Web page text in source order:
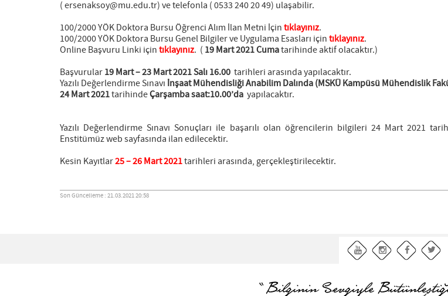
( ersenaksoy@mu.edu.tr) ve telefonla ( 0533 240 20 49) ulaşabilir.
100/2000 YÖK Doktora Bursu Öğrenci Alım İlan Metni İçintıklayınız.
100/2000 YÖK Doktora Bursu Genel Bilgiler ve Uygulama Esasları içintıklayınız.
Online Başvuru Linki içintıklayınız. ( 19 Mart 2021 Cumatarihinde aktif olacaktır.)
Başvurular19 Mart – 23 Mart 2021 Salı 16.00 tarihleri arasında yapılacaktır.
Yazılı Değerlendirme Sınavı İnşaat Mühendisliği Anabilim Dalında (MSKÜ Kampüsü Mühendislik
24 Mart 2021tarihindeÇarşamba saat:10.00’da yapılacaktır.
Yazılı Değerlendirme Sınavı Sonuçları ile başarılı olan öğrencilerin bilgileri 24 Mart 2021
Enstitümüz web sayfasında ilan edilecektir.
Kesin Kayıtlar25 – 26 Mart 2021tarihleri arasında, gerçekleştirilecektir.
Son Güncelleme : 21.03.2021 20:58